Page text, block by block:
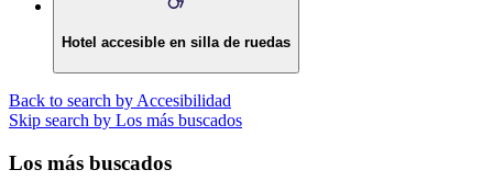
Hotel accesible en silla de ruedas
Back to search by Accesibilidad
Skip search by Los más buscados
Los más buscados